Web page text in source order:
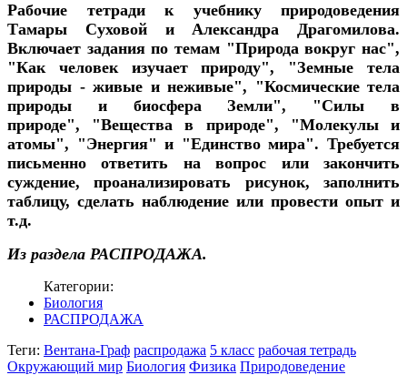
Рабочие тетради к учебнику природоведения
Тамары Суховой и Александра Драгомилова.
Включает задания по темам "Природа вокруг нас",
"Как человек изучает природу", "Земные тела
природы - живые и неживые", "Космические тела
природы и биосфера Земли", "Силы в
природе", "Вещества в природе", "Молекулы и
атомы", "Энергия" и "Единство мира". Требуется
письменно ответить на вопрос или закончить
суждение, проанализировать рисунок, заполнить
таблицу, сделать наблюдение или провести опыт и
т.д.
Из раздела РАСПРОДАЖА.
Категории:
Биология
РАСПРОДАЖА
Теги: Вентана-Граф распродажа 5 класс рабочая тетрадь
Окружающий мир Биология Физика Природоведение